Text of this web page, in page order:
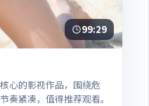
99:29
心的影视作品，围绕危
奏紧凑，值得推荐观看。